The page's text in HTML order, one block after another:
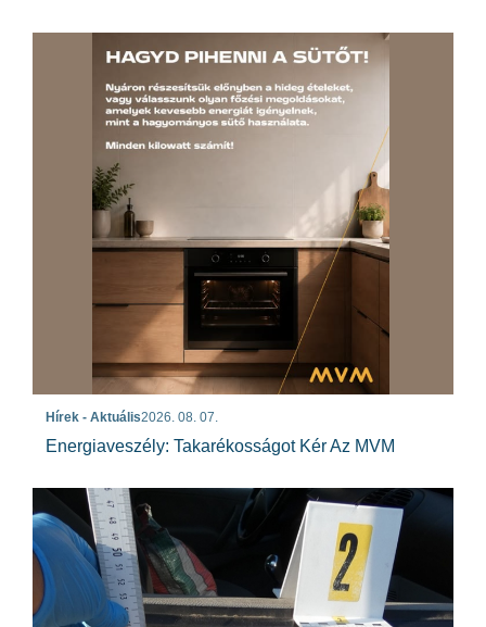
Hírek - Aktuális2026. 08. 07.
Energiaveszély: Takarékosságot Kér Az MVM